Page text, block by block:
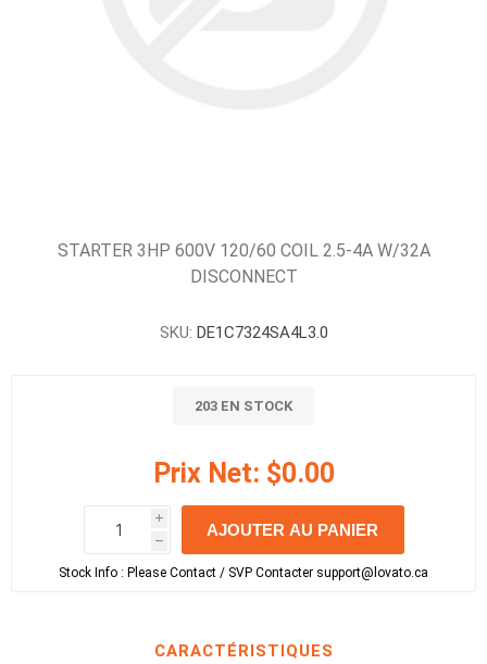
STARTER 3HP 600V 120/60 COIL 2.5-4A W/32A
DISCONNECT
SKU: DE1C7324SA4L3.0
203 EN STOCK
Prix Net: $0.00
i
h
h
AJOUTER AU PANIER
Stock Info : Please Contact / SVP Contacter support@lovato.ca
CARACTÉRISTIQUES